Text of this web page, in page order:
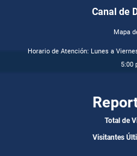
Canal de
Mapa
Horario de Atención: Lunes a
5:00
Total de
Visitantes